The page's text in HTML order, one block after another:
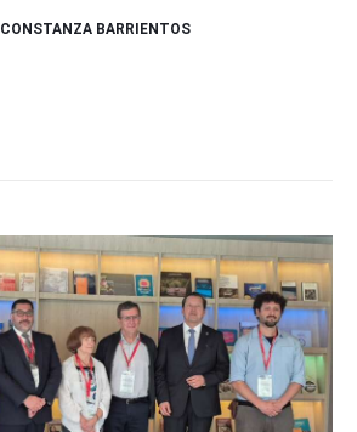
CONSTANZA BARRIENTOS